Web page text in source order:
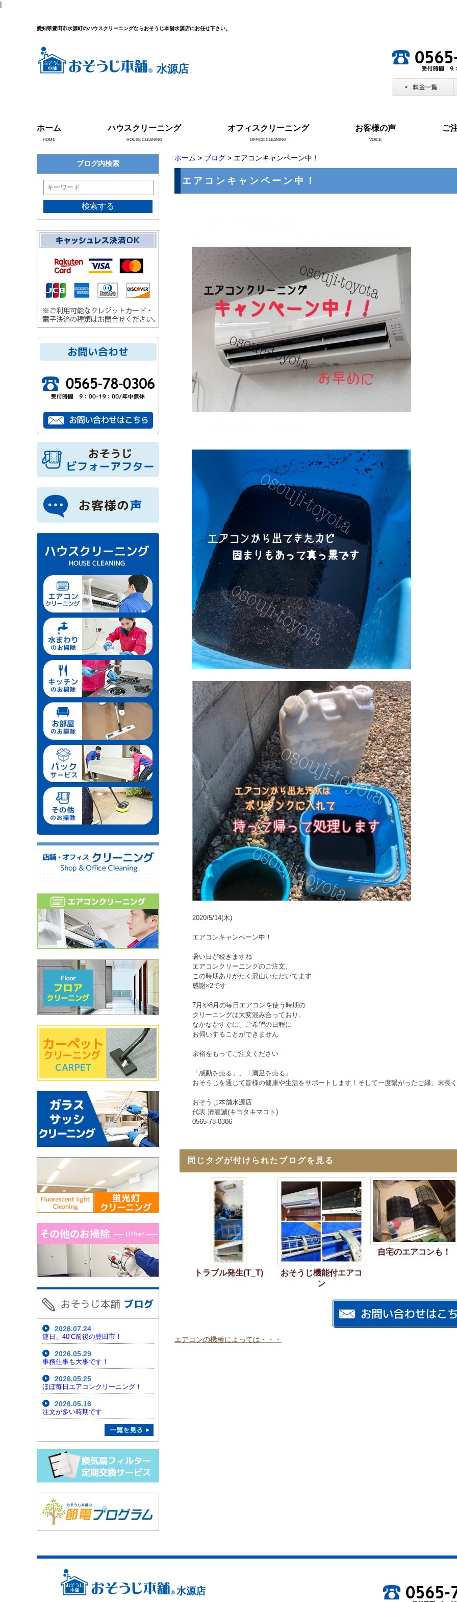
|
愛知県豊田市水源町のハウスクリーニングならおそうじ本舗水源店にお任せ下さい。
水源店
ホーム
HOME
ハウスクリーニング
HOUSE CLEANING
オフィスクリーニング
OFFICE CLEANING
お客様の声
VOICE
ご
ホーム > ブログ > エアコンキャンペーン中！
エアコンキャンペーン中！
2020/5/14(木)
エアコンキャンペーン中！
暑い日が続きますね
エアコンクリーニングのご注文、
この時期ありがたく沢山いただいてます
感謝×2です
7月や8月の毎日エアコンを使う時期の
クリーニングは大変混み合っており、
なかなかすぐに、ご希望の日程に
お伺いすることができません
余裕をもってご注文ください
「感動を売る」、「満足を売る」
おそうじを通じて皆様の健康や生活をサポートします！そして一度繋がったご縁、末長
おそうじ本舗水源店
代表 清瀧誠(キヨタキマコト)
0565-78-0306
同じタグが付けられたブログを見る
トラブル発生(T_T)
おそうじ機能付エアコ
ン
自宅のエアコンも！
エアコンの機種によっては・・・
ブログ内検索
2026.07.24
連日、40℃前後の豊田市！
2026.05.29
事務仕事も大事です！
2026.05.25
ほぼ毎日エアコンクリーニング！
2026.05.16
注文が多い時期です
水源店